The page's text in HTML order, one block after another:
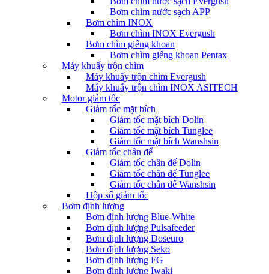
Bơm chìm nước sạch APP
Bơm chìm INOX
Bơm chìm INOX Evergush
Bơm chìm giếng khoan
Bơm chìm giếng khoan Pentax
Máy khuấy trộn chìm
Máy khuấy trộn chìm Evergush
Máy khuấy trộn chìm INOX ASITECH
Motor giảm tốc
Giảm tốc mặt bích
Giảm tốc mặt bích Dolin
Giảm tốc mặt bích Tunglee
Giảm tốc mặt bích Wanshsin
Giảm tốc chân đế
Giảm tốc chân đế Dolin
Giảm tốc chân đế Tunglee
Giảm tốc chân đế Wanshsin
Hộp số giảm tốc
Bơm định lượng
Bơm định lượng Blue-White
Bơm định lượng Pulsafeeder
Bơm định lượng Doseuro
Bơm định lượng Seko
Bơm định lượng FG
Bơm định lượng Iwaki